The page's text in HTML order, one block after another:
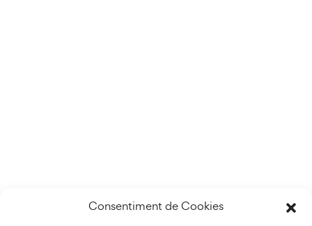
Consentiment de Cookies